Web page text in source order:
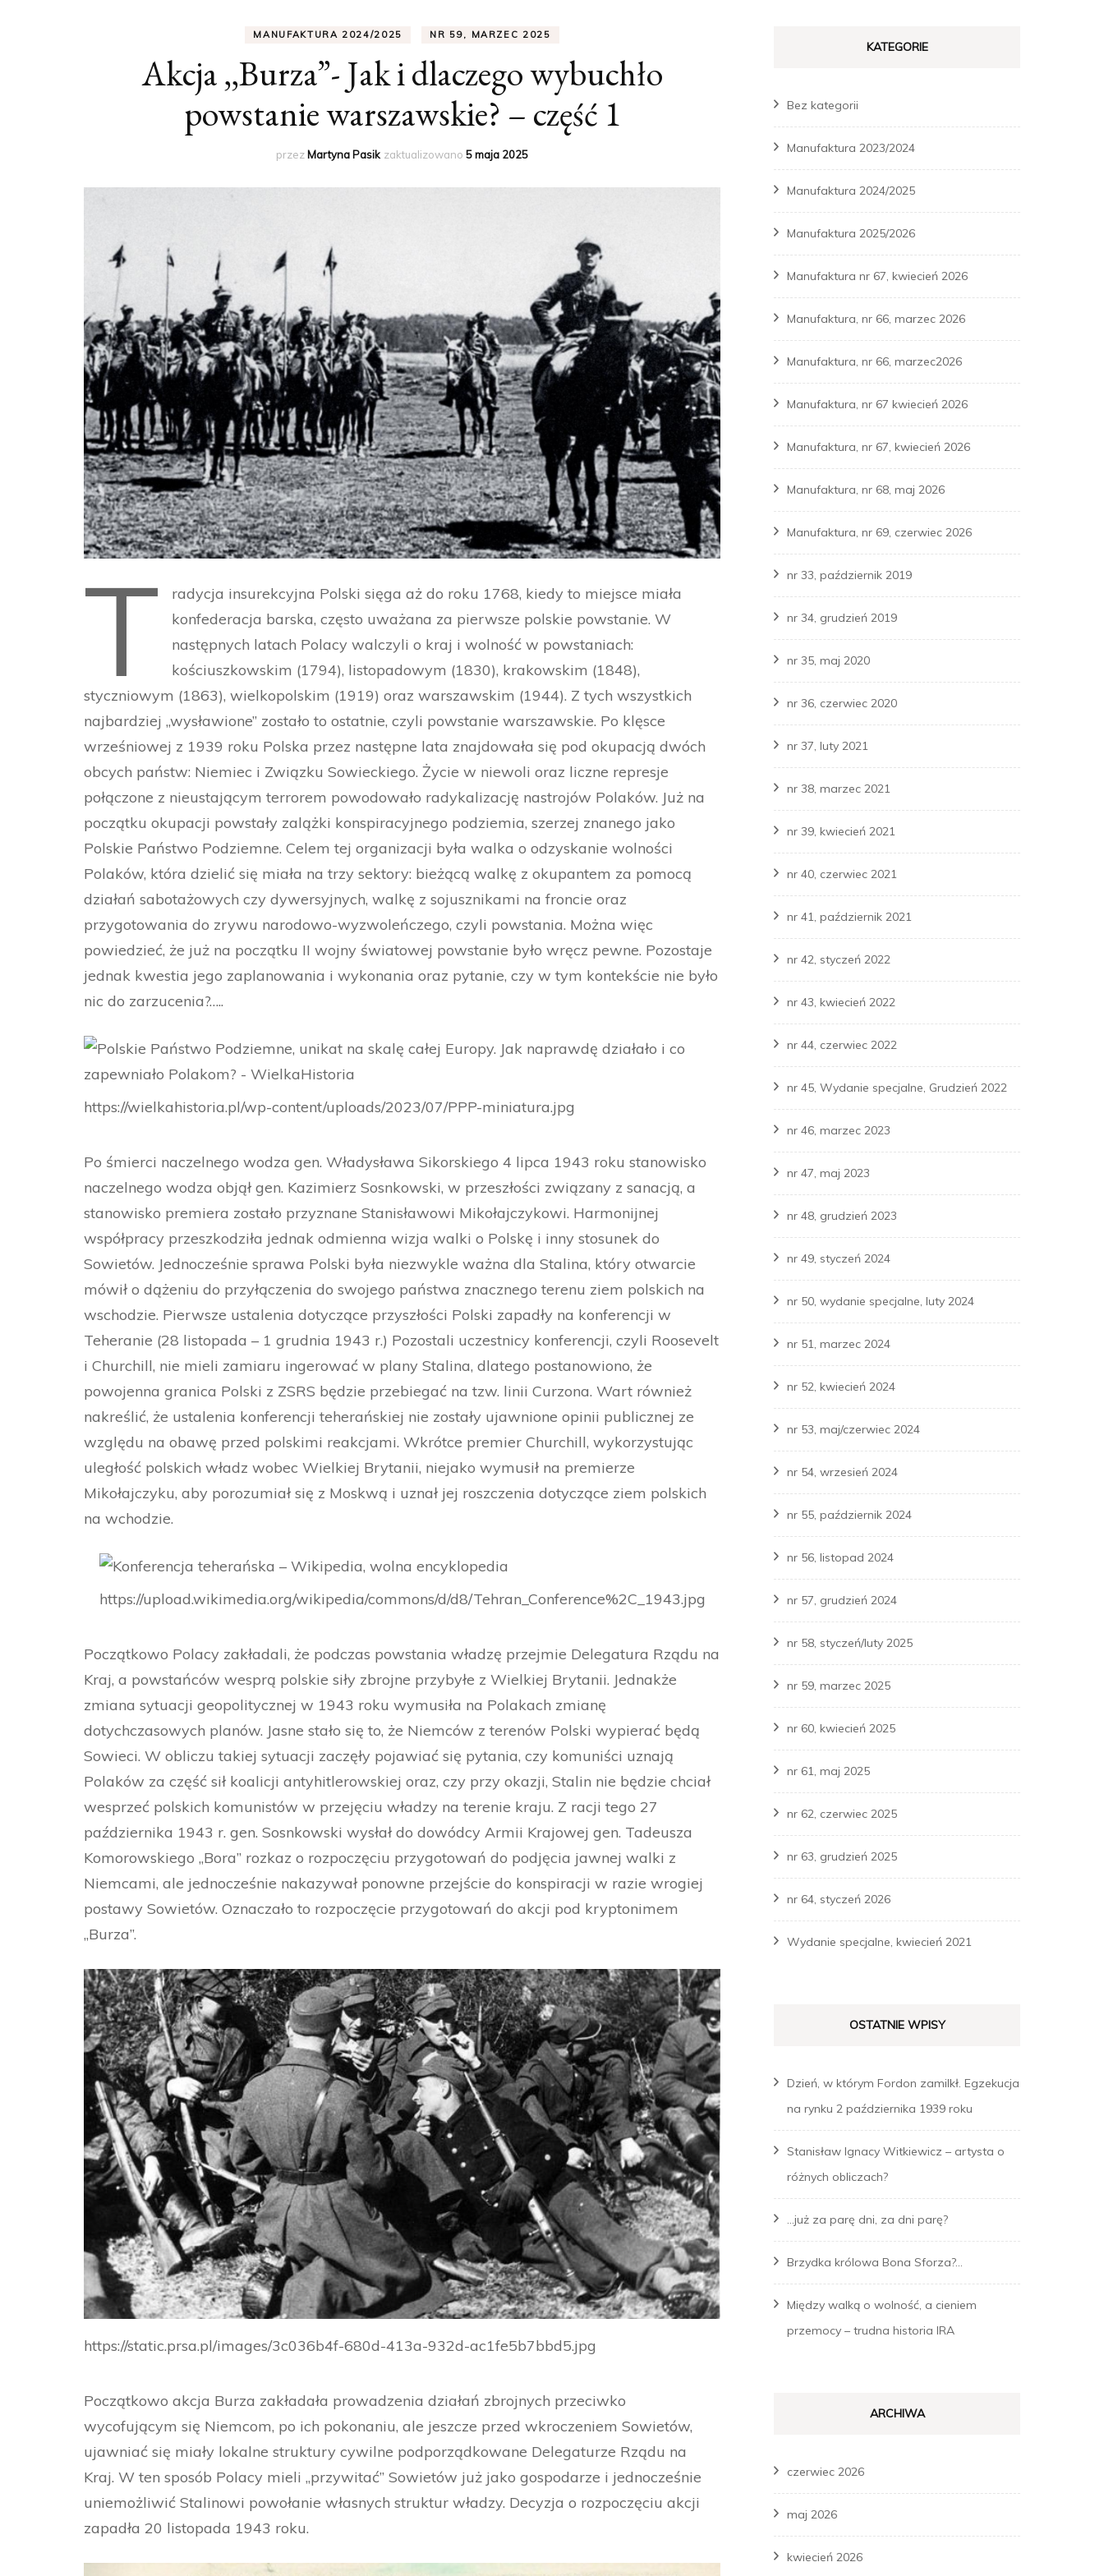
MANUFAKTURA 2024/2025 NR 59, MARZEC 2025
Akcja ,,Burza”- Jak i dlaczego wybuchło
powstanie warszawskie? – część 1
przez Martyna Pasik zaktualizowano 5 maja 2025
T
radycja insurekcyjna Polski sięga aż do roku 1768, kiedy to miejsce miała
konfederacja barska, często uważana za pierwsze polskie powstanie. W
następnych latach Polacy walczyli o kraj i wolność w powstaniach:
kościuszkowskim (1794), listopadowym (1830), krakowskim (1848),
styczniowym (1863), wielkopolskim (1919) oraz warszawskim (1944). Z tych wszystkich
najbardziej ,,wysławione” zostało to ostatnie, czyli powstanie warszawskie. Po klęsce
wrześniowej z 1939 roku Polska przez następne lata znajdowała się pod okupacją dwóch
obcych państw: Niemiec i Związku Sowieckiego. Życie w niewoli oraz liczne represje
połączone z nieustającym terrorem powodowało radykalizację nastrojów Polaków. Już na
początku okupacji powstały zalążki konspiracyjnego podziemia, szerzej znanego jako
Polskie Państwo Podziemne. Celem tej organizacji była walka o odzyskanie wolności
Polaków, która dzielić się miała na trzy sektory: bieżącą walkę z okupantem za pomocą
działań sabotażowych czy dywersyjnych, walkę z sojusznikami na froncie oraz
przygotowania do zrywu narodowo-wyzwoleńczego, czyli powstania. Można więc
powiedzieć, że już na początku II wojny światowej powstanie było wręcz pewne. Pozostaje
jednak kwestia jego zaplanowania i wykonania oraz pytanie, czy w tym kontekście nie było
nic do zarzucenia?…..
https://wielkahistoria.pl/wp-content/uploads/2023/07/PPP-miniatura.jpg
Po śmierci naczelnego wodza gen. Władysława Sikorskiego 4 lipca 1943 roku stanowisko
naczelnego wodza objął gen. Kazimierz Sosnkowski, w przeszłości związany z sanacją, a
stanowisko premiera zostało przyznane Stanisławowi Mikołajczykowi. Harmonijnej
współpracy przeszkodziła jednak odmienna wizja walki o Polskę i inny stosunek do
Sowietów. Jednocześnie sprawa Polski była niezwykle ważna dla Stalina, który otwarcie
mówił o dążeniu do przyłączenia do swojego państwa znacznego terenu ziem polskich na
wschodzie. Pierwsze ustalenia dotyczące przyszłości Polski zapadły na konferencji w
Teheranie (28 listopada – 1 grudnia 1943 r.) Pozostali uczestnicy konferencji, czyli Roosevelt
i Churchill, nie mieli zamiaru ingerować w plany Stalina, dlatego postanowiono, że
powojenna granica Polski z ZSRS będzie przebiegać na tzw. linii Curzona. Wart również
nakreślić, że ustalenia konferencji teherańskiej nie zostały ujawnione opinii publicznej ze
względu na obawę przed polskimi reakcjami. Wkrótce premier Churchill, wykorzystując
uległość polskich władz wobec Wielkiej Brytanii, niejako wymusił na premierze
Mikołajczyku, aby porozumiał się z Moskwą i uznał jej roszczenia dotyczące ziem polskich
na wchodzie.
https://upload.wikimedia.org/wikipedia/commons/d/d8/Tehran_Conference%2C_1943.jpg
Początkowo Polacy zakładali, że podczas powstania władzę przejmie Delegatura Rządu na
Kraj, a powstańców wesprą polskie siły zbrojne przybyłe z Wielkiej Brytanii. Jednakże
zmiana sytuacji geopolitycznej w 1943 roku wymusiła na Polakach zmianę
dotychczasowych planów. Jasne stało się to, że Niemców z terenów Polski wypierać będą
Sowieci. W obliczu takiej sytuacji zaczęły pojawiać się pytania, czy komuniści uznają
Polaków za część sił koalicji antyhitlerowskiej oraz, czy przy okazji, Stalin nie będzie chciał
wesprzeć polskich komunistów w przejęciu władzy na terenie kraju. Z racji tego 27
października 1943 r. gen. Sosnkowski wysłał do dowódcy Armii Krajowej gen. Tadeusza
Komorowskiego ,,Bora” rozkaz o rozpoczęciu przygotowań do podjęcia jawnej walki z
Niemcami, ale jednocześnie nakazywał ponowne przejście do konspiracji w razie wrogiej
postawy Sowietów. Oznaczało to rozpoczęcie przygotowań do akcji pod kryptonimem
,,Burza”.
https://static.prsa.pl/images/3c036b4f-680d-413a-932d-ac1fe5b7bbd5.jpg
Początkowo akcja Burza zakładała prowadzenia działań zbrojnych przeciwko
wycofującym się Niemcom, po ich pokonaniu, ale jeszcze przed wkroczeniem Sowietów,
ujawniać się miały lokalne struktury cywilne podporządkowane Delegaturze Rządu na
Kraj. W ten sposób Polacy mieli ,,przywitać” Sowietów już jako gospodarze i jednocześnie
uniemożliwić Stalinowi powołanie własnych struktur władzy. Decyzja o rozpoczęciu akcji
zapadła 20 listopada 1943 roku.
KATEGORIE
Bez kategorii
Manufaktura 2023/2024
Manufaktura 2024/2025
Manufaktura 2025/2026
Manufaktura nr 67, kwiecień 2026
Manufaktura, nr 66, marzec 2026
Manufaktura, nr 66, marzec2026
Manufaktura, nr 67 kwiecień 2026
Manufaktura, nr 67, kwiecień 2026
Manufaktura, nr 68, maj 2026
Manufaktura, nr 69, czerwiec 2026
nr 33, październik 2019
nr 34, grudzień 2019
nr 35, maj 2020
nr 36, czerwiec 2020
nr 37, luty 2021
nr 38, marzec 2021
nr 39, kwiecień 2021
nr 40, czerwiec 2021
nr 41, październik 2021
nr 42, styczeń 2022
nr 43, kwiecień 2022
nr 44, czerwiec 2022
nr 45, Wydanie specjalne, Grudzień 2022
nr 46, marzec 2023
nr 47, maj 2023
nr 48, grudzień 2023
nr 49, styczeń 2024
nr 50, wydanie specjalne, luty 2024
nr 51, marzec 2024
nr 52, kwiecień 2024
nr 53, maj/czerwiec 2024
nr 54, wrzesień 2024
nr 55, październik 2024
nr 56, listopad 2024
nr 57, grudzień 2024
nr 58, styczeń/luty 2025
nr 59, marzec 2025
nr 60, kwiecień 2025
nr 61, maj 2025
nr 62, czerwiec 2025
nr 63, grudzień 2025
nr 64, styczeń 2026
Wydanie specjalne, kwiecień 2021
OSTATNIE WPISY
Dzień, w którym Fordon zamilkł. Egzekucja
na rynku 2 października 1939 roku
Stanisław Ignacy Witkiewicz – artysta o
różnych obliczach?
…już za parę dni, za dni parę?
Brzydka królowa Bona Sforza?…
Między walką o wolność, a cieniem
przemocy – trudna historia IRA
ARCHIWA
czerwiec 2026
maj 2026
kwiecień 2026